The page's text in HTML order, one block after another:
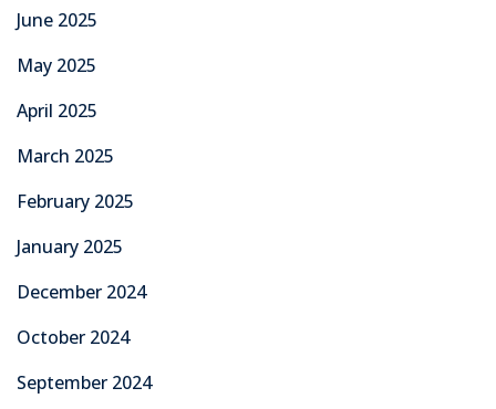
June 2025
May 2025
April 2025
March 2025
February 2025
January 2025
December 2024
October 2024
September 2024